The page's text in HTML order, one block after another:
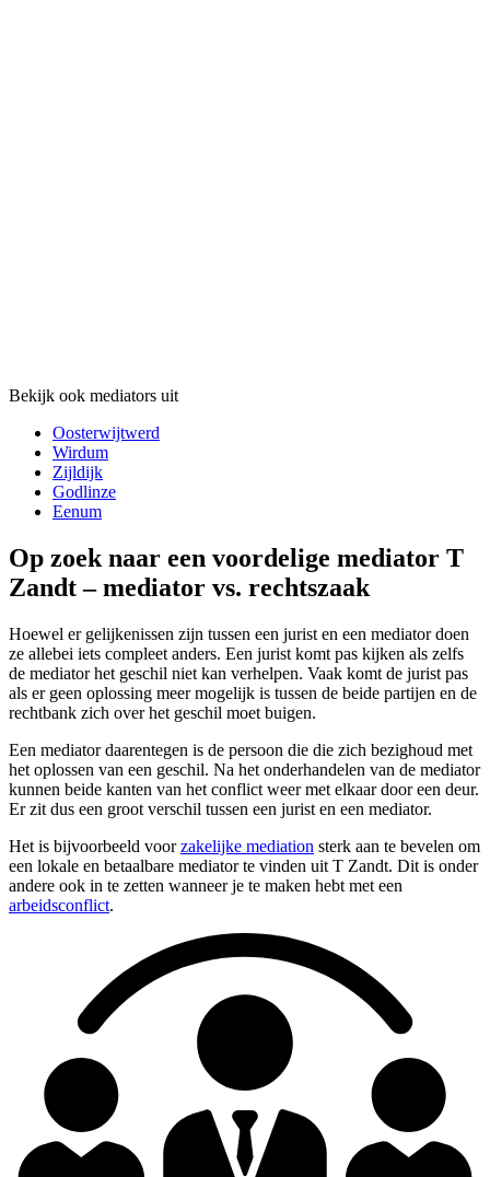
Bekijk ook mediators uit
Oosterwijtwerd
Wirdum
Zijldijk
Godlinze
Eenum
Op zoek naar een voordelige mediator T
Zandt – mediator vs. rechtszaak
Hoewel er gelijkenissen zijn tussen een jurist en een mediator doen
ze allebei iets compleet anders. Een jurist komt pas kijken als zelfs
de mediator het geschil niet kan verhelpen. Vaak komt de jurist pas
als er geen oplossing meer mogelijk is tussen de beide partijen en de
rechtbank zich over het geschil moet buigen.
Een mediator daarentegen is de persoon die die zich bezighoud met
het oplossen van een geschil. Na het onderhandelen van de mediator
kunnen beide kanten van het conflict weer met elkaar door een deur.
Er zit dus een groot verschil tussen een jurist en een mediator.
Het is bijvoorbeeld voorzakelijke mediation sterk aan te bevelen om
een lokale en betaalbare mediator te vinden uit T Zandt. Dit is onder
andere ook in te zetten wanneer je te maken hebt met een
arbeidsconflict.